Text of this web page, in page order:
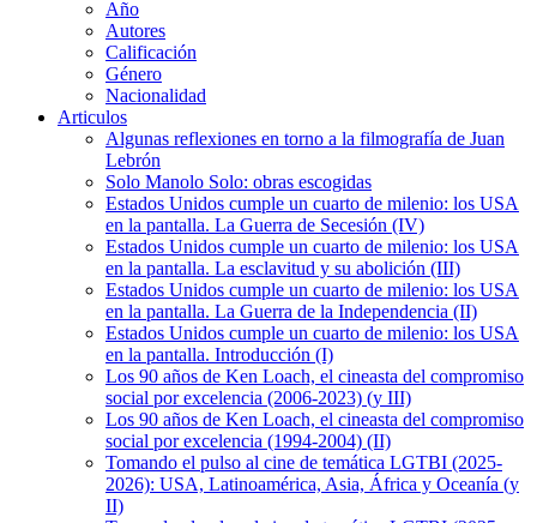
Año
Autores
Calificación
Género
Nacionalidad
Articulos
Algunas reflexiones en torno a la filmografía de Juan
Lebrón
Solo Manolo Solo: obras escogidas
Estados Unidos cumple un cuarto de milenio: los USA
en la pantalla. La Guerra de Secesión (IV)
Estados Unidos cumple un cuarto de milenio: los USA
en la pantalla. La esclavitud y su abolición (III)
Estados Unidos cumple un cuarto de milenio: los USA
en la pantalla. La Guerra de la Independencia (II)
Estados Unidos cumple un cuarto de milenio: los USA
en la pantalla. Introducción (I)
Los 90 años de Ken Loach, el cineasta del compromiso
social por excelencia (2006-2023) (y III)
Los 90 años de Ken Loach, el cineasta del compromiso
social por excelencia (1994-2004) (II)
Tomando el pulso al cine de temática LGTBI (2025-
2026): USA, Latinoamérica, Asia, África y Oceanía (y
II)